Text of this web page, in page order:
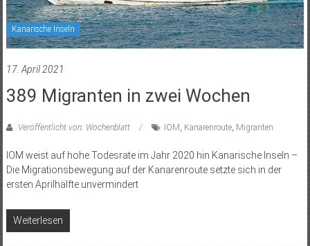
Kanarische Inseln
17. April 2021
389 Migranten in zwei Wochen
Veröffentlicht von: Wochenblatt IOM , Kanarenroute, Migranten
IOM weist auf hohe Todesrate im Jahr 2020 hin Kanarische Inseln –
Die Migrationsbewegung auf der Kanarenroute setzte sich in der
ersten Aprilhälfte unvermindert
Weiterlesen